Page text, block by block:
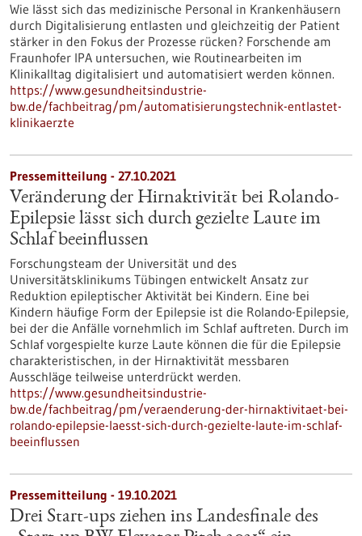
Wie lässt sich das medizinische Personal in Krankenhäusern
durch Digitalisierung entlasten und gleichzeitig der Patient
stärker in den Fokus der Prozesse rücken? Forschende am
Fraunhofer IPA untersuchen, wie Routinearbeiten im
Klinikalltag digitalisiert und automatisiert werden können.
https://www.gesundheitsindustrie-
bw.de/fachbeitrag/pm/automatisierungstechnik-entlastet-
klinikaerzte
Pressemitteilung - 27.10.2021
Veränderung der Hirnaktivität bei Rolando-
Epilepsie lässt sich durch gezielte Laute im
Schlaf beeinflussen
Forschungsteam der Universität und des
Universitätsklinikums Tübingen entwickelt Ansatz zur
Reduktion epileptischer Aktivität bei Kindern. Eine bei
Kindern häufige Form der Epilepsie ist die Rolando-Epilepsie,
bei der die Anfälle vornehmlich im Schlaf auftreten. Durch im
Schlaf vorgespielte kurze Laute können die für die Epilepsie
charakteristischen, in der Hirnaktivität messbaren
Ausschläge teilweise unterdrückt werden.
https://www.gesundheitsindustrie-
bw.de/fachbeitrag/pm/veraenderung-der-hirnaktivitaet-bei-
rolando-epilepsie-laesst-sich-durch-gezielte-laute-im-schlaf-
beeinflussen
Pressemitteilung - 19.10.2021
Drei Start-ups ziehen ins Landesfinale des